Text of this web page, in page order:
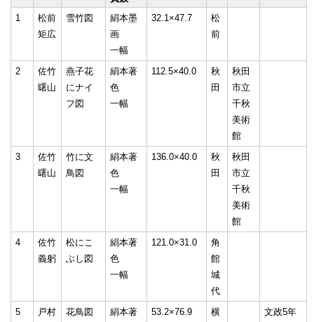
1
松前
矩広
雪竹図
絹本墨
画
一幅
32.1×47.7
松
前
2
佐竹
曙山
燕子花
にナイ
フ図
絹本著
色
一幅
112.5×40.0
秋
田
秋田
市立
千秋
美術
館
3
佐竹
曙山
竹に文
鳥図
絹本著
色
一幅
136.0×40.0
秋
田
秋田
市立
千秋
美術
館
4
佐竹
義躬
松にこ
ぶし図
絹本著
色
一幅
121.0×31.0
角
館
城
代
5
戸村
花鳥図
絹本著
53.2×76.9
横
文政5年